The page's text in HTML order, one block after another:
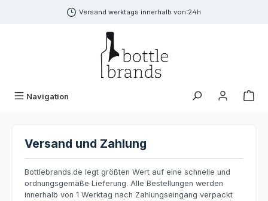
Versand werktags innerhalb von 24h
Navigation
Versand und Zahlung
Bottlebrands.de legt größten Wert auf eine schnelle und
ordnungsgemäße Lieferung. Alle Bestellungen werden
innerhalb von 1 Werktag nach Zahlungseingang verpackt